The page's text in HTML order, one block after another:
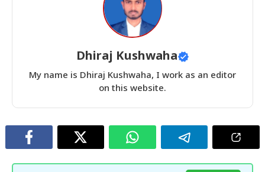
Dhiraj Kushwaha
My name is Dhiraj Kushwaha, I work as an editor
on this website.